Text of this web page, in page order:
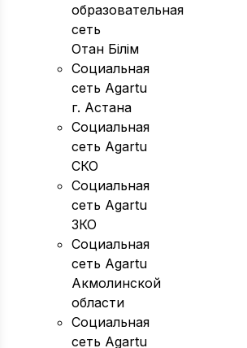
образовательная
сеть
Отан Бiлiм
Социальная
сеть Agartu
г. Астана
Социальная
сеть Agartu
СКО
Социальная
сеть Agartu
ЗКО
Социальная
сеть Agartu
Акмолинской
области
Социальная
сеть Agartu